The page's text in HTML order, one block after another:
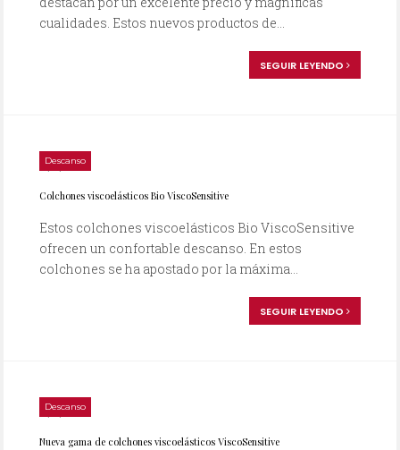
cualidades. Estos nuevos productos de...
SEGUIR LEYENDO
Descanso
Colchones viscoelásticos Bio ViscoSensitive
Estos colchones viscoelásticos Bio ViscoSensitive
ofrecen un confortable descanso. En estos
colchones se ha apostado por la máxima...
SEGUIR LEYENDO
Descanso
Nueva gama de colchones viscoelásticos ViscoSensitive